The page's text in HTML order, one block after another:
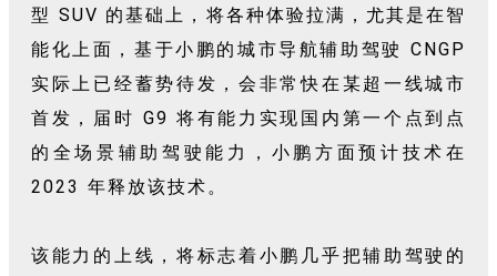
型 SUV 的基础上，将各种体验拉满，尤其是在智
能化上面，基于小鹏的城市导航辅助驾驶 CNGP
实际上已经蓄势待发，会非常快在某超一线城市
首发，届时 G9 将有能力实现国内第一个点到点
的全场景辅助驾驶能力，小鹏方面预计技术在
2023 年释放该技术。
该能力的上线，将标志着小鹏几乎把辅助驾驶的